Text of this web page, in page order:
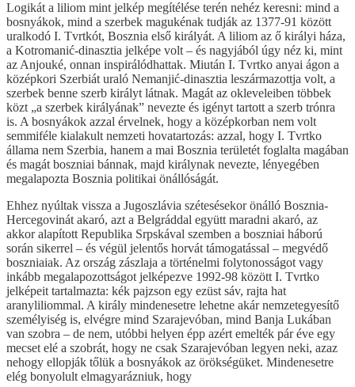
Logikát a liliom mint jelkép megítélése terén nehéz keresni: mind a
bosnyákok, mind a szerbek magukénak tudják az 1377-91 között
uralkodó I. Tvrtkót, Bosznia első királyát. A liliom az ő királyi háza,
a Kotromanić-dinasztia jelképe volt – és nagyjából úgy néz ki, mint
az Anjouké, onnan inspirálódhattak. Miután I. Tvrtko anyai ágon a
középkori Szerbiát uraló Nemanjić-dinasztia leszármazottja volt, a
szerbek benne szerb királyt látnak. Magát az okleveleiben többek
közt „a szerbek királyának” nevezte és igényt tartott a szerb trónra
is. A bosnyákok azzal érvelnek, hogy a középkorban nem volt
semmiféle kialakult nemzeti hovatartozás: azzal, hogy I. Tvrtko
állama nem Szerbia, hanem a mai Bosznia területét foglalta magában
és magát boszniai bánnak, majd királynak nevezte, lényegében
megalapozta Bosznia politikai önállóságát.
Ehhez nyúltak vissza a Jugoszlávia szétesésekor önálló Bosznia-
Hercegovinát akaró, azt a Belgráddal együtt maradni akaró, az
akkor alapított Republika Srpskával szemben a boszniai háború
során sikerrel – és végül jelentős horvát támogatással – megvédő
boszniaiak. Az ország zászlaja a történelmi folytonosságot vagy
inkább megalapozottságot jelképezve 1992-98 között I. Tvrtko
jelképeit tartalmazta: kék pajzson egy ezüst sáv, rajta hat
aranyliliommal. A király mindenesetre lehetne akár nemzetegyesítő
személyiség is, elvégre mind Szarajevóban, mind Banja Lukában
van szobra – de nem, utóbbi helyen épp azért emelték pár éve egy
mecset elé a szobrát, hogy ne csak Szarajevóban legyen neki, azaz
nehogy ellopják tőlük a bosnyákok az örökségüket. Mindenesetre
elég bonyolult elmagyarázniuk, hogy